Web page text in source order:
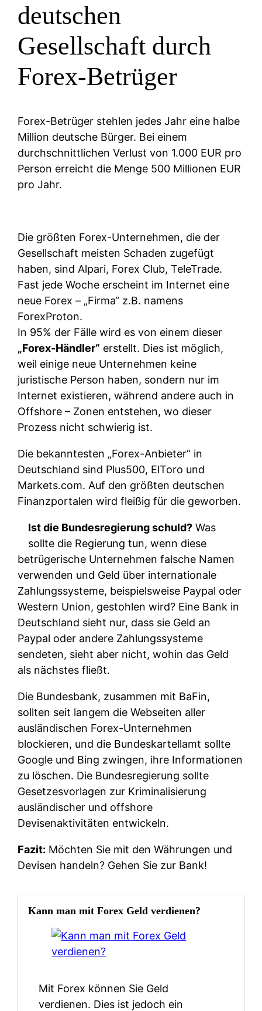
deutschen
Gesellschaft durch
Forex-Betrüger
Forex-Betrüger stehlen jedes Jahr eine halbe
Million deutsche Bürger. Bei einem
durchschnittlichen Verlust von 1.000 EUR pro
Person erreicht die Menge 500 Millionen EUR
pro Jahr.
Die größten Forex-Unternehmen, die der
Gesellschaft meisten Schaden zugefügt
haben, sind Alpari, Forex Club, TeleTrade.
Fast jede Woche erscheint im Internet eine
neue Forex – „Firma“ z.B. namens
ForexProton.
In 95% der Fälle wird es von einem dieser
„Forex-Händler“ erstellt. Dies ist möglich,
weil einige neue Unternehmen keine
juristische Person haben, sondern nur im
Internet existieren, während andere auch in
Offshore – Zonen entstehen, wo dieser
Prozess nicht schwierig ist.
Die bekanntesten „Forex-Anbieter“ in
Deutschland sind Plus500, ElToro und
Markets.com. Auf den größten deutschen
Finanzportalen wird fleißig für die geworben.
Ist die Bundesregierung schuld? Was
sollte die Regierung tun, wenn diese
betrügerische Unternehmen falsche Namen
verwenden und Geld über internationale
Zahlungssysteme, beispielsweise Paypal oder
Western Union, gestohlen wird? Eine Bank in
Deutschland sieht nur, dass sie Geld an
Paypal oder andere Zahlungssysteme
sendeten, sieht aber nicht, wohin das Geld
als nächstes fließt.
Die Bundesbank, zusammen mit BaFin,
sollten seit langem die Webseiten aller
ausländischen Forex-Unternehmen
blockieren, und die Bundeskartellamt sollte
Google und Bing zwingen, ihre Informationen
zu löschen. Die Bundesregierung sollte
Gesetzesvorlagen zur Kriminalisierung
ausländischer und offshore
Devisenaktivitäten entwickeln.
Fazit: Möchten Sie mit den Währungen und
Devisen handeln? Gehen Sie zur Bank!
Kann man mit Forex Geld verdienen?
Mit Forex können Sie Geld
verdienen. Dies ist jedoch ein